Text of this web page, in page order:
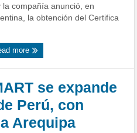
la compañía anunció, en
la obtención del Certifica
more
se expande
Perú, con
Arequipa